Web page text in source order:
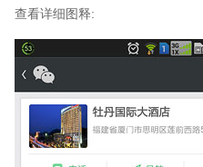
查看详细图释: